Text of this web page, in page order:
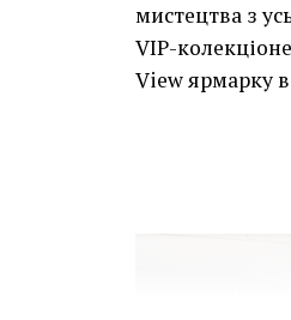
мистецтва з
VIP-
View ярмарку в